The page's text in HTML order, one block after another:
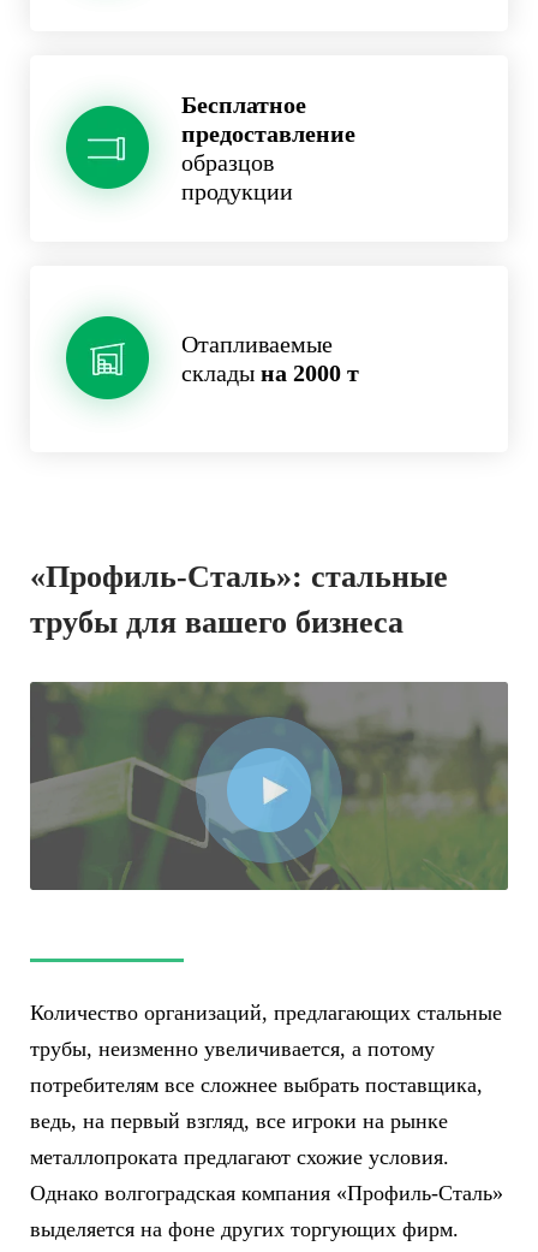
Бесплатное
предоставление
образцов
продукции
Отапливаемые
склады на 2000 т
«Профиль-Сталь»: стальные
трубы для вашего бизнеса
Количество организаций, предлагающих стальные
трубы, неизменно увеличивается, а потому
потребителям все сложнее выбрать поставщика,
ведь, на первый взгляд, все игроки на рынке
металлопроката предлагают схожие условия.
Однако волгоградская компания «Профиль-Сталь»
выделяется на фоне других торгующих фирм.